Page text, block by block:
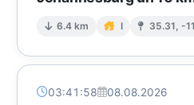
6.4 km I 35.31, -
03:41:58 08.08.2026